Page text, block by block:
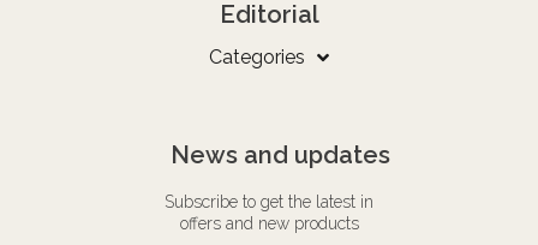
Editorial
Categories
News and updates
Subscribe to get the latest in
offers and new products